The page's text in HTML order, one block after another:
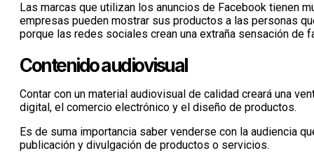
Las marcas que utilizan los anuncios de Facebook tienen
empresas pueden mostrar sus productos a las personas
porque las redes sociales crean una extraña sensación de
Contenido audiovisual
Contar con un material audiovisual de calidad creará una
digital, el comercio electrónico y el diseño de productos.
Es de suma importancia saber venderse con la audiencia
publicación y divulgación de productos o servicios.